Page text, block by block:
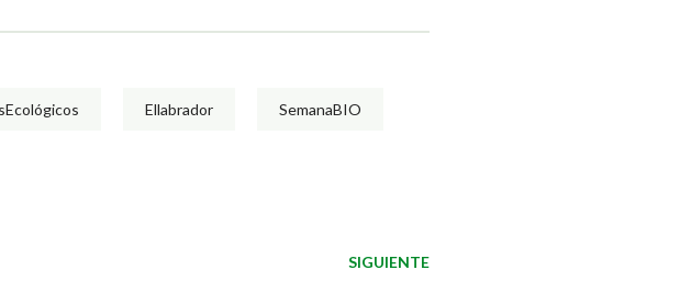
Ellabrador SemanaBIO
SIGUIENTE